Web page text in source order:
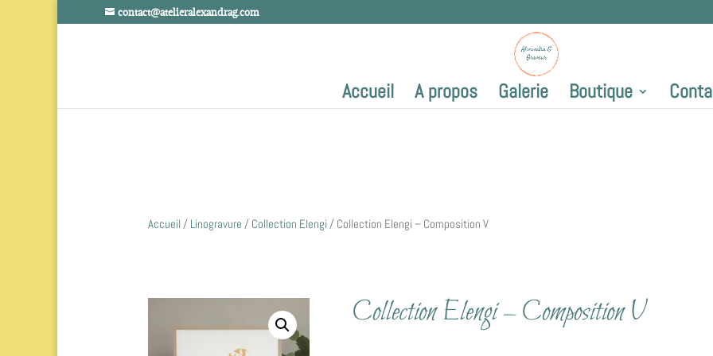
contact@atelieralexandrag.com
Accueil A propos Galerie Boutique
Accueil / Linogravure / Collection Elengi / Collection Elengi – Composition V
Collection Elengi – Composition V